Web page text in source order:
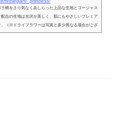
柄をさり気なくあしらった上品な生地とゴージャス
合の生地は光沢が美しく、肌にもやさしいプレミア
（※ドライフラワーは写真と多少異なる場合がござ
添えるメッセージは2タイプ~1）寄せ書きオンライ